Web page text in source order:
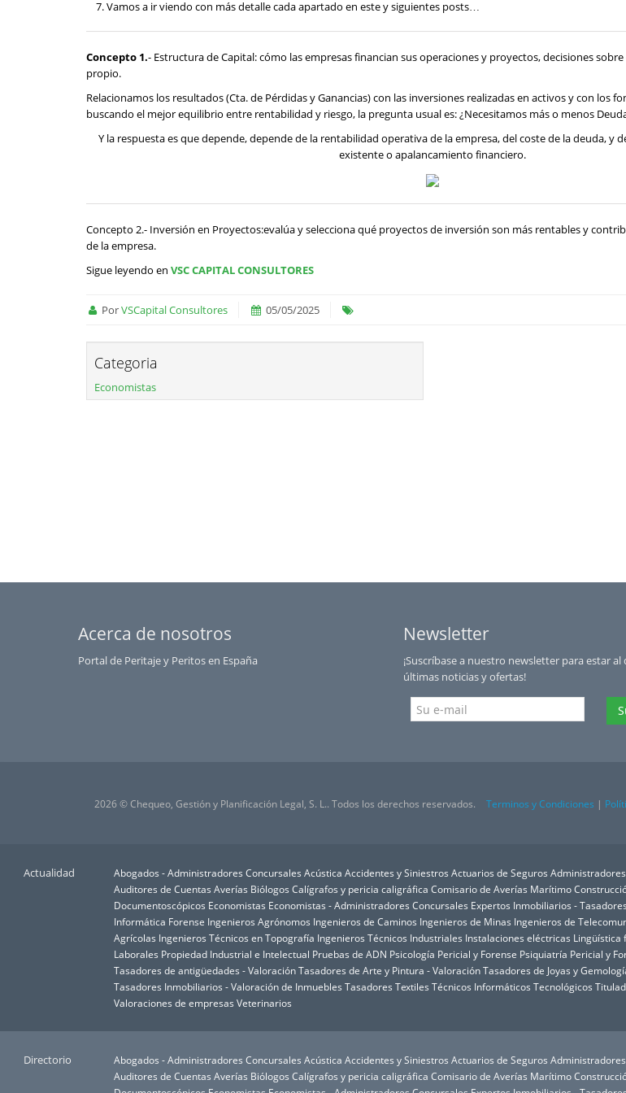
Vamos a ir viendo con más detalle cada apartado en este y siguientes posts…
Concepto 1.- Estructura de Capital: cómo las empresas financian sus operaciones y proyectos, decisiones
propio.
Relacionamos los resultados (Cta. de Pérdidas y Ganancias) con las inversiones realizadas en activos y con los
buscando el mejor equilibrio entre rentabilidad y riesgo, la pregunta usual es: ¿Necesitamos más o menos
Y la respuesta es que depende, depende de la rentabilidad operativa de la empresa, del coste de la deuda, y
existente o apalancamiento financiero.
Concepto 2.- Inversión en Proyectos:evalúa y selecciona qué proyectos de inversión son más rentables y
de la empresa.
Sigue leyendo en VSC CAPITAL CONSULTORES
PorVSCapital Consultores 05/05/2025
Categoria
Economistas
Acerca de nosotros
Portal de Peritaje y Peritos en España
Newsletter
¡Suscríbase a nuestro newsletter para estar al
últimas noticias y ofertas!
2026 © Chequeo, Gestión y Planificación Legal, S. L.. Todos los derechos reservados. Terminos y Condiciones |
Actualidad Abogados - Administradores Concursales Acústica Accidentes y Siniestros Actuarios de Seguros
Auditores de Cuentas Averías Biólogos Calígrafos y pericia caligráfica Comisario de Averías Marítimo
Documentoscópicos Economistas Economistas - Administradores Concursales Expertos Inmobiliarios -
Informática Forense Ingenieros Agrónomos Ingenieros de Caminos Ingenieros de Minas Ingenieros de
Agrícolas Ingenieros Técnicos en Topografía Ingenieros Técnicos Industriales Instalaciones eléctricas Lingüística
Laborales Propiedad Industrial e Intelectual Pruebas de ADN Psicología Pericial y Forense Psiquiatría Pericial y
Tasadores de antigüedades - Valoración Tasadores de Arte y Pintura - Valoración Tasadores de Joyas y
Tasadores Inmobiliarios - Valoración de Inmuebles Tasadores Textiles Técnicos Informáticos Tecnológicos
Valoraciones de empresas Veterinarios
Directorio Abogados - Administradores Concursales Acústica Accidentes y Siniestros Actuarios de Seguros
Auditores de Cuentas Averías Biólogos Calígrafos y pericia caligráfica Comisario de Averías Marítimo